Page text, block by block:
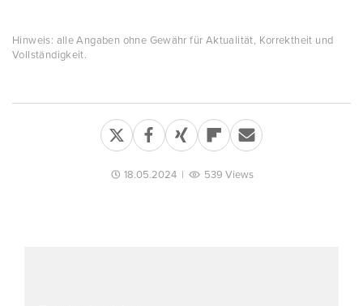
Hinweis: alle Angaben ohne Gewähr für Aktualität, Korrektheit und
Vollständigkeit.
18.05.2024| 539 Views